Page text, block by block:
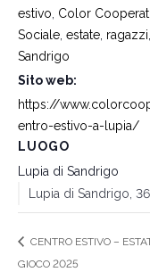
estivo Color
Sociale estate ragazzi
Sandrigo
Sito web:
https://
entro-estivo-a-lupia/
LUOGO
Lupia di Sandrigo
Lupia di Sandrigo
CENTRO ESTIVO –
GIOCO 2025